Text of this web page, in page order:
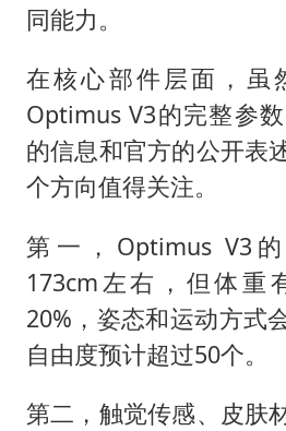
同能力。
在核心部件层面，虽
Optimus V3的完整参
的信息和官方的公开表
个方向值得关注。
第一，Optimus V3
173cm左右，但体重
20%，姿态和运动方式
自由度预计超过50个。
第二，触觉传感、皮肤